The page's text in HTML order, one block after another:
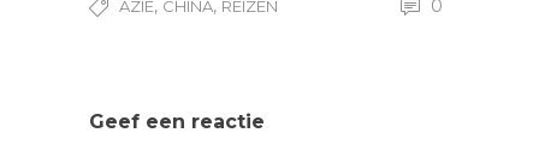
AZIË, CHINA, REIZEN 0
Geef een reactie